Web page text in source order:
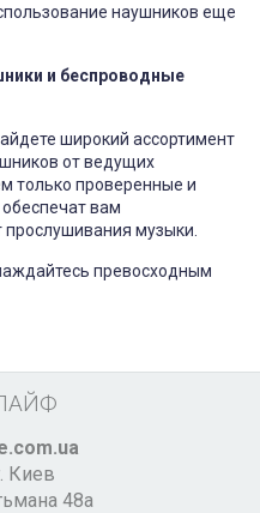
наушников еще
и беспроводные
широкий ассортимент
от ведущих
только проверенные и
вам
музыки.
превосходным
Киев
48а